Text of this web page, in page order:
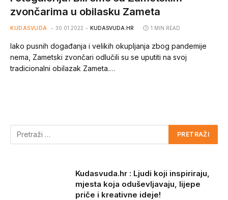
zvončarima u obilasku Zameta
KUDASVUDA 30.01.2022 KUDASVUDA.HR 1 MIN READ
Iako pusnih događanja i velikih okupljanja zbog pandemije
nema, Zametski zvončari odlučili su se uputiti na svoj
tradicionalni obilazak Zameta.…
Kudasvuda.hr : Ljudi koji inspiriraju,
mjesta koja oduševljavaju, lijepe
priče i kreativne ideje!